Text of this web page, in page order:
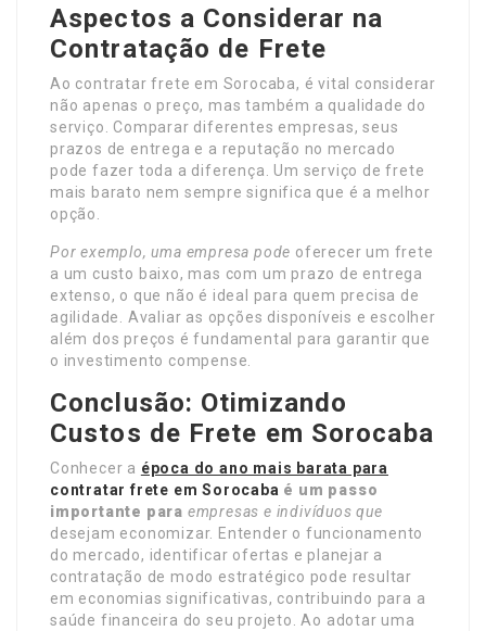
Aspectos a Considerar na
Contratação de Frete
Ao contratar frete em Sorocaba, é vital considerar
não apenas o preço, mas também a qualidade do
serviço. Comparar diferentes empresas, seus
prazos de entrega e a reputação no mercado
pode fazer toda a diferença. Um serviço de frete
mais barato nem sempre significa que é a melhor
opção.
Por exemplo, uma empresa pode oferecer um frete
a um custo baixo, mas com um prazo de entrega
extenso, o que não é ideal para quem precisa de
agilidade. Avaliar as opções disponíveis e escolher
além dos preços é fundamental para garantir que
o investimento compense.
Conclusão: Otimizando
Custos de Frete em Sorocaba
Conhecer a época do ano mais barata para
contratar frete em Sorocaba é um passo
importante para empresas e indivíduos que
desejam economizar. Entender o funcionamento
do mercado, identificar ofertas e planejar a
contratação de modo estratégico pode resultar
em economias significativas, contribuindo para a
saúde financeira do seu projeto. Ao adotar uma